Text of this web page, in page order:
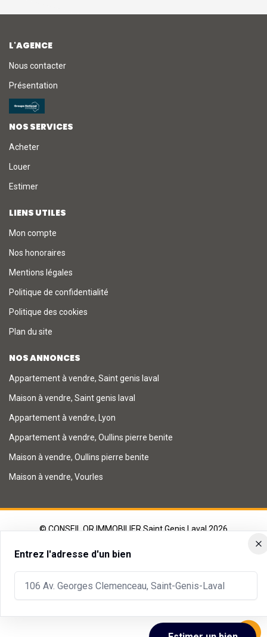
L'AGENCE
Nous contacter
Présentation
NOS SERVICES
Acheter
Louer
Estimer
LIENS UTILES
Mon compte
Nos honoraires
Mentions légales
Politique de confidentialité
Politique des cookies
Plan du site
NOS ANNONCES
Appartement à vendre, Saint genis laval
Maison à vendre, Saint genis laval
Appartement à vendre, Lyon
Appartement à vendre, Oullins pierre benite
Maison à vendre, Oullins pierre benite
Maison à vendre, Vourles
© CONSEIL OR IMMOBILIER Saint Genis Laval 2026